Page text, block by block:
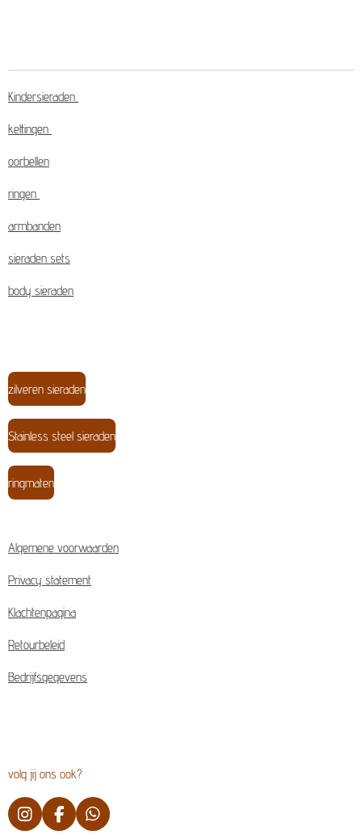
Kindersieraden
kettingen
oorbellen
ringen
armbanden
sieraden sets
body sieraden
zilveren sieraden
Stainless steel sieraden
ringmaten
Algemene voorwaarden
Privacy statement
Klachtenpagina
Retourbeleid
Bedrijfsgegevens
volg jij ons ook?
I
n
F
a
W
h